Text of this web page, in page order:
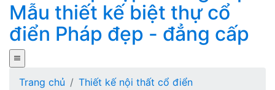
Mẫu thiết kế biệt thự cổ
điển Pháp đẹp - đẳng cấp
Trang chủ
Thiết kế nội thất cổ điển